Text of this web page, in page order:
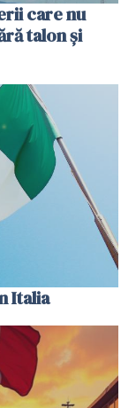
care nu
talon și
Italia